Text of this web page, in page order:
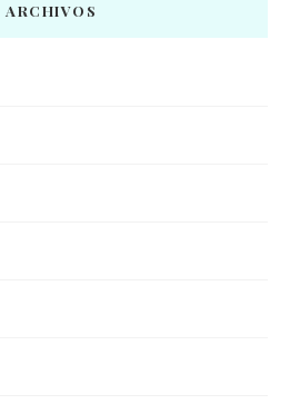
ARCHIVOS